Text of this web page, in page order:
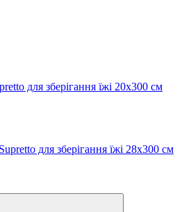
для зберігання їжі 20x300 см